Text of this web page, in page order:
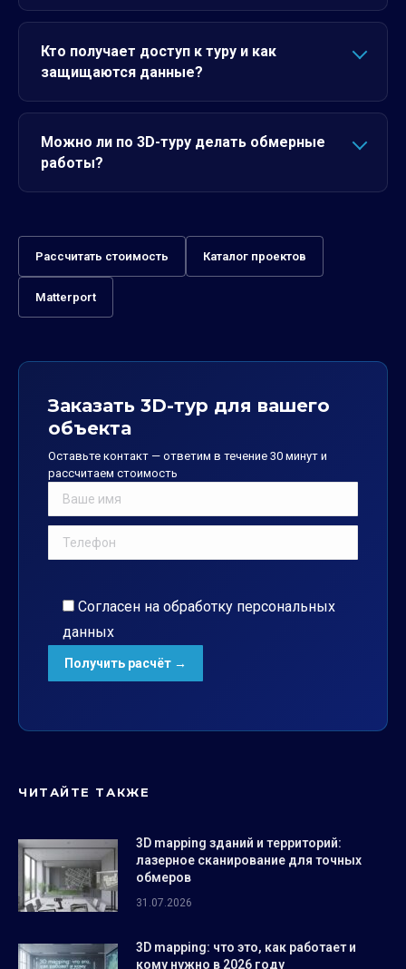
Кто получает доступ к туру и как
защищаются данные?
Можно ли по 3D-туру делать обмерные
работы?
Рассчитать стоимость Каталог проектов
Matterport
Заказать 3D-тур для вашего
объекта
Оставьте контакт — ответим в течение 30 минут и
рассчитаем стоимость
Согласен на обработку персональных
данных
ЧИТАЙТЕ ТАКЖЕ
3D mapping зданий и территорий:
лазерное сканирование для точных
обмеров
31.07.2026
3D mapping: что это, как работает и
кому нужно в 2026 году